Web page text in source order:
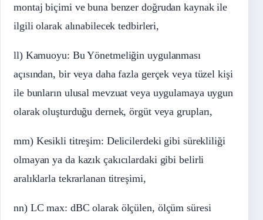
montaj biçimi ve buna benzer doğrudan kaynak ile
ilgili olarak alınabilecek tedbirleri,
ll) Kamuoyu: Bu Yönetmeliğin uygulanması
açısından, bir veya daha fazla gerçek veya tüzel kişi
ile bunların ulusal mevzuat veya uygulamaya uygun
olarak oluşturduğu dernek, örgüt veya grupları,
mm) Kesikli titreşim: Delicilerdeki gibi sürekliliği
olmayan ya da kazık çakıcılardaki gibi belirli
aralıklarla tekrarlanan titreşimi,
nn) LC max: dBC olarak ölçülen, ölçüm süresi